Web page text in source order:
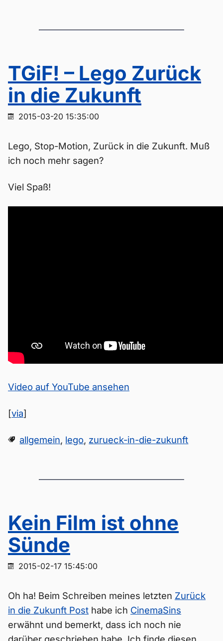
TGiF! – Lego Zurück
in die Zukunft
2015-03-20 15:35:00
Lego, Stop-Motion, Zurück in die Zukunft. Muß
ich noch mehr sagen?
Viel Spaß!
Video auf YouTube ansehen
[via]
allgemein, lego, zurueck-in-die-zukunft
Kein Film ist ohne
Sünde
2015-02-17 15:45:00
Oh ha! Beim Schreiben meines letzten Zurück
in die Zukunft Post habe ich CinemaSins
erwähnt und bemerkt, dass ich noch nie